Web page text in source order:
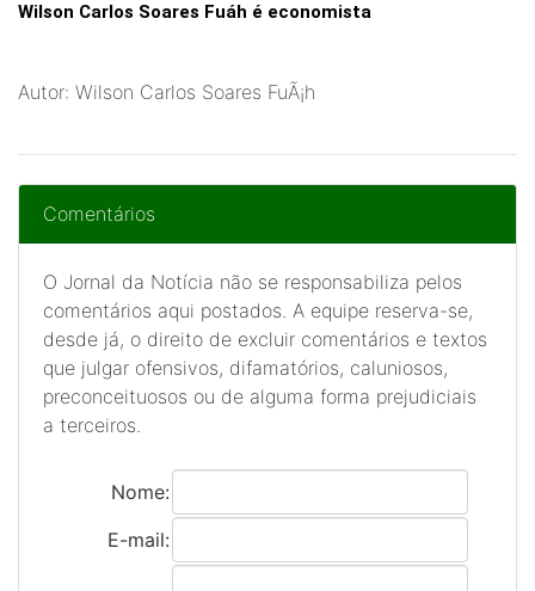
Wilson Carlos Soares Fuáh é economista
Autor: Wilson Carlos Soares FuÃ¡h
Comentários
O Jornal da Notícia não se responsabiliza pelos
comentários aqui postados. A equipe reserva-se,
desde já, o direito de excluir comentários e textos
que julgar ofensivos, difamatórios, caluniosos,
preconceituosos ou de alguma forma prejudiciais
a terceiros.
Nome:
E-mail: